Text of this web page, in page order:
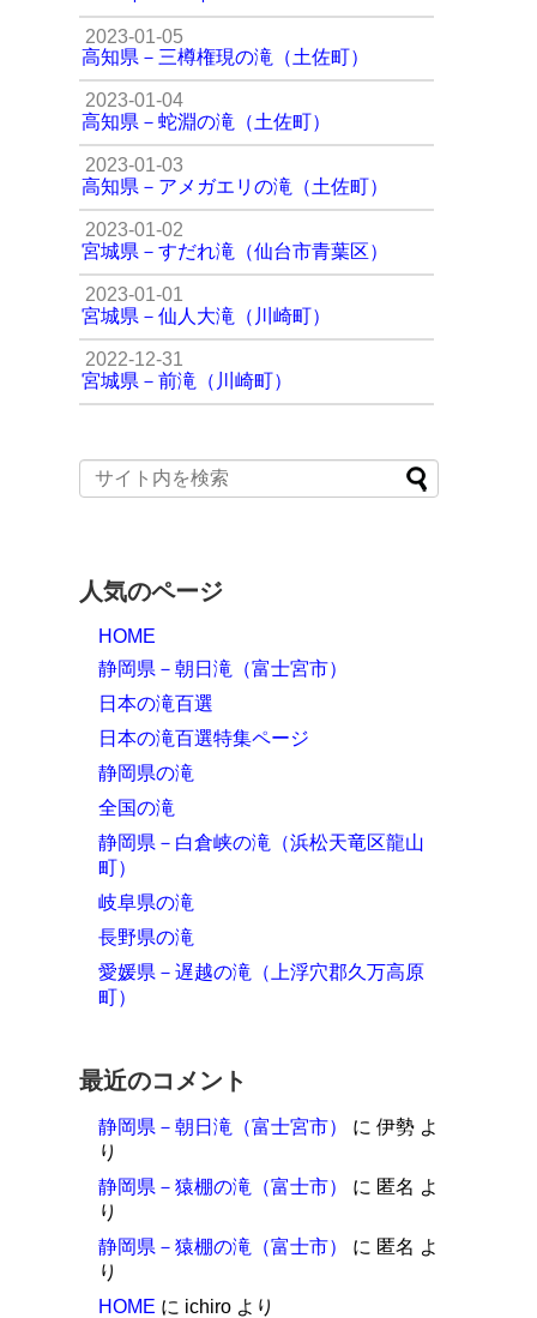
2023-01-05
高知県－三樽権現の滝（土佐町）
2023-01-04
高知県－蛇淵の滝（土佐町）
2023-01-03
高知県－アメガエリの滝（土佐町）
2023-01-02
宮城県－すだれ滝（仙台市青葉区）
2023-01-01
宮城県－仙人大滝（川崎町）
2022-12-31
宮城県－前滝（川崎町）
人気のページ
HOME
静岡県－朝日滝（富士宮市）
日本の滝百選
日本の滝百選特集ページ
静岡県の滝
全国の滝
静岡県－白倉峡の滝（浜松天竜区龍山
町）
岐阜県の滝
長野県の滝
愛媛県－遅越の滝（上浮穴郡久万高原
町）
最近のコメント
静岡県－朝日滝（富士宮市） に 伊勢 よ
り
静岡県－猿棚の滝（富士市）
に 匿名 よ
り
静岡県－猿棚の滝（富士市）
に 匿名 よ
り
HOME に ichiro より